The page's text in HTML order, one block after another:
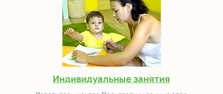
Индивидуальные занятия